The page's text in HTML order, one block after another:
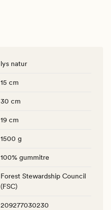
lys natur
15 cm
30 cm
19 cm
1500 g
100% gummitre
Forest Stewardship Council
(FSC)
209277030230